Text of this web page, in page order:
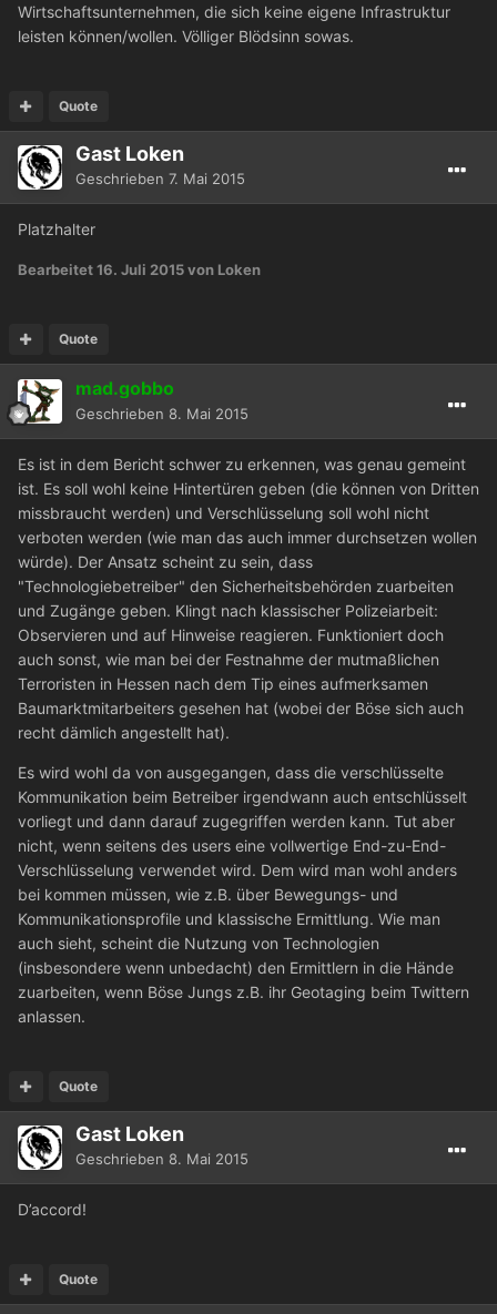
Wirtschaftsunternehmen, die sich keine eigene Infrastruktur
leisten können/wollen. Völliger Blödsinn sowas.
Quote
Gast Loken
Geschrieben 7. Mai 2015
Platzhalter
Bearbeitet16. Juli 2015von Loken
Quote
mad.gobbo
Geschrieben 8. Mai 2015
Es ist in dem Bericht schwer zu erkennen, was genau gemeint
ist. Es soll wohl keine Hintertüren geben (die können von Dritten
missbraucht werden) und Verschlüsselung soll wohl nicht
verboten werden (wie man das auch immer durchsetzen wollen
würde). Der Ansatz scheint zu sein, dass
"Technologiebetreiber" den Sicherheitsbehörden zuarbeiten
und Zugänge geben. Klingt nach klassischer Polizeiarbeit:
Observieren und auf Hinweise reagieren. Funktioniert doch
auch sonst, wie man bei der Festnahme der mutmaßlichen
Terroristen in Hessen nach dem Tip eines aufmerksamen
Baumarktmitarbeiters gesehen hat (wobei der Böse sich auch
recht dämlich angestellt hat).
Es wird wohl da von ausgegangen, dass die verschlüsselte
Kommunikation beim Betreiber irgendwann auch entschlüsselt
vorliegt und dann darauf zugegriffen werden kann. Tut aber
nicht, wenn seitens des users eine vollwertige End-zu-End-
Verschlüsselung verwendet wird. Dem wird man wohl anders
bei kommen müssen, wie z.B. über Bewegungs- und
Kommunikationsprofile und klassische Ermittlung. Wie man
auch sieht, scheint die Nutzung von Technologien
(insbesondere wenn unbedacht) den Ermittlern in die Hände
zuarbeiten, wenn Böse Jungs z.B. ihr Geotaging beim Twittern
anlassen.
Quote
Gast Loken
Geschrieben 8. Mai 2015
D’accord!
Quote